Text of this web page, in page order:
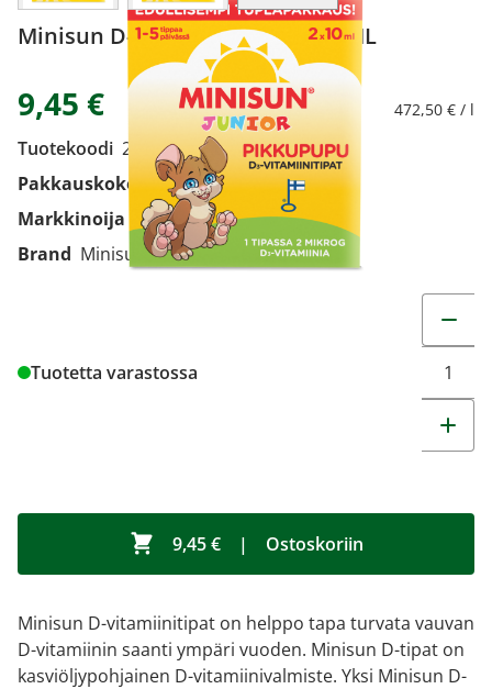
Minisun D-vitamiini tipat 2X10 ML
9,45 € 472,50 € / l
Tuotekoodi 2071074
Pakkauskoko 2X10 ML
Markkinoija
Oy Verman Ab
Brand Minisun
Tuotetta varastossa
9,45 € | Ostoskoriin
Minisun D-vitamiinitipat on helppo tapa turvata vauvan
D-vitamiinin saanti ympäri vuoden. Minisun D-tipat on
kasviöljypohjainen D-vitamiinivalmiste. Yksi Minisun D-